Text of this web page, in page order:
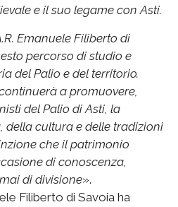
e il suo legame con Asti.
Emanuele Filiberto di
percorso di studio e
del Palio e del territorio.
a promuovere,
del Palio di Asti, la
della cultura e delle tradizioni
che il patrimonio
di conoscenza,
di divisione».
Filiberto di Savoia ha